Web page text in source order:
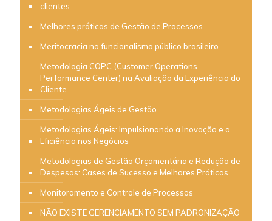
clientes
Melhores práticas de Gestão de Processos
Meritocracia no funcionalismo público brasileiro
Metodologia COPC (Customer Operations
Performance Center) na Avaliação da Experiência do
Cliente
Metodologias Ágeis de Gestão
Metodologias Ágeis: Impulsionando a Inovação e a
Eficiência nos Negócios
Metodologias de Gestão Orçamentária e Redução de
Despesas: Cases de Sucesso e Melhores Práticas
Monitoramento e Controle de Processos
NÃO EXISTE GERENCIAMENTO SEM PADRONIZAÇÃO